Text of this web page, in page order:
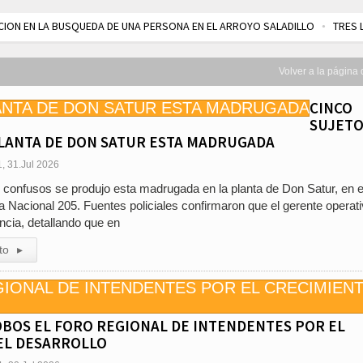
ARROYO SALADILLO TRES LESIONADOS POR EL CHOQUE DE UN AUTO
INFORME DE DEFENSA CIVIL LOBOS, COLABORACION EN LA BUSQUEDA
EL EQUIPO +35 DE ATHLETIC TERCERO EN EL CIERRE
FENOMENO CLIMATICO EN LOBOS: 60 MM DE LLUVIA EN PLANTA URBANA,
COCCI ASUMIO LA PRESIDENCIA DEL ROTARY
LA RENDICION 2024 DEL
«LOS MARIDOS ENGAÑAN DE 7 A 9»
EXITOSO ESTRENO DE DOS
Volver a la página
CINCO
DE DON SATUR ESTA MADRUGADA
31.Jul 2026
se produjo esta madrugada en la planta de Don Satur, en
Nacional 205. Fuentes policiales confirmaron que el gerente
detallando que en
▸
EL FORO REGIONAL DE INTENDENTES POR EL
DESARROLLO